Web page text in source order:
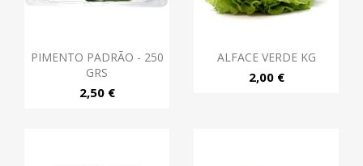
PIMENTO PADRÃO - 250
GRS
2,50 €
ALFACE VERDE KG
2,00 €